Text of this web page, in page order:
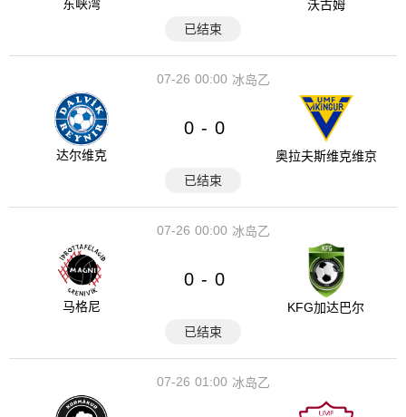
东峡湾
沃古姆
已结束
00:00
07-26 冰岛乙
达尔维克
0 - 0
奥拉夫斯维克维京
已结束
00:00
07-26 冰岛乙
马格尼
0 - 0
KFG加达巴尔
已结束
01:00
07-26 冰岛乙